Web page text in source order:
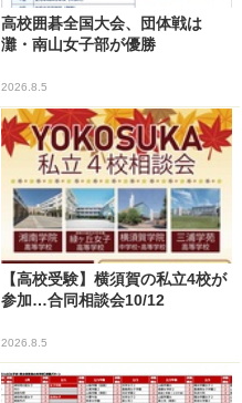
高校囲碁全国大会、団体戦は
灘・南山女子部が優勝
2026.8.5
【高校受験】横須賀の私立4校が
参加…合同相談会10/12
2026.8.5